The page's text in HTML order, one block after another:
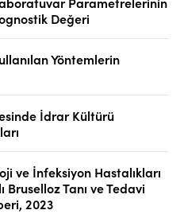
Değeri
Yöntemlerin
İdrar Kültürü
ve İnfeksiyon Hastalıkları
Bruselloz Tanı ve Tedavi
2023